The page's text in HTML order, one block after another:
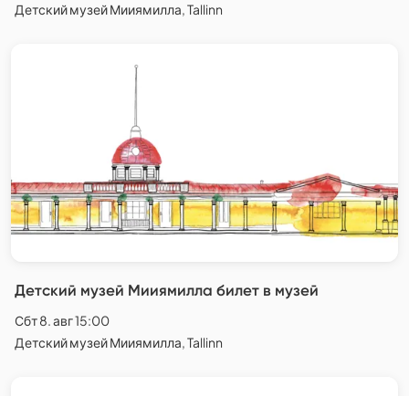
Детский музей Мииямилла, Tallinn
Детский музей Мииямилла билет в музей
Сбт 8. авг 15:00
Детский музей Мииямилла, Tallinn